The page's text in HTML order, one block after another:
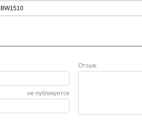
BW1510
Отзыв:
не публикуется